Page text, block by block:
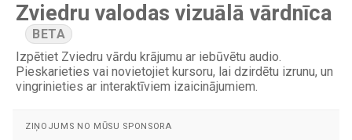
Zviedru valodas vizuālā vārdnīca
BETA
Izpētiet Zviedru vārdu krājumu ar iebūvētu audio.
Pieskarieties vai novietojiet kursoru, lai dzirdētu izrunu, un
vingrinieties ar interaktīviem izaicinājumiem.
ZIŅOJUMS NO MŪSU SPONSORA